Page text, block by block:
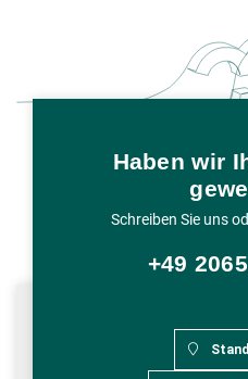
Haben wir
Schreiben Sie uns
+49